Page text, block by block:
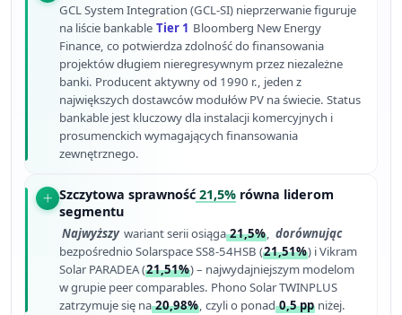
GCL System Integration (GCL-SI) nieprzerwanie figuruje
na liście bankable Tier 1 Bloomberg New Energy
Finance, co potwierdza zdolność do finansowania
projektów długiem nieregresywnym przez niezależne
banki. Producent aktywny od 1990 r., jeden z
największych dostawców modułów PV na świecie. Status
bankable jest kluczowy dla instalacji komercyjnych i
prosumenckich wymagających finansowania
zewnętrznego.
Szczytowa sprawność 21,5%równa liderom
segmentu
Najwyższy wariant serii osiąga21,5%, dorównując
bezpośrednio Solarspace SS8-54HSB (21,51%) i Vikram
Solar PARADEA (21,51%) – najwydajniejszym modelom
w grupie peer comparables. Phono Solar TWINPLUS
zatrzymuje się na20,98%, czyli o ponad0,5 pp niżej.